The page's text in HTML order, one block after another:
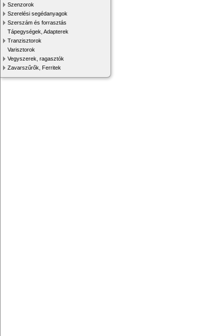
Szenzorok
Szerelési segédanyagok
Szerszám és forrasztás
Tápegységek, Adapterek
Tranzisztorok
Varisztorok
Vegyszerek, ragasztók
Zavarszűrők, Ferritek